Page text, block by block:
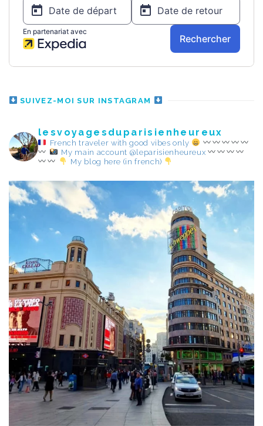
SUIVEZ-MOI SUR INSTAGRAM
lesvoyagesduparisienheureux
French traveler with good vibes only
My main account @leparisienheureux
My blog here (in french)